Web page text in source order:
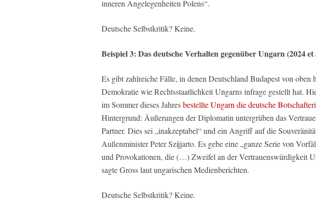
inneren Angelegenheiten Polens“.
Deutsche Selbstkritik? Keine.
Beispiel 3: Das deutsche Verhalten gegenüber Ungarn (2024
Es gibt zahlreiche Fälle, in denen Deutschland Budapest von oben
Demokratie wie Rechtsstaatlichkeit Ungarns infrage gestellt hat.
im Sommer dieses Jahresbestellte Ungarn die deutsche
Hintergrund: Äußerungen der Diplomatin untergrüben das
Partner. Dies sei „inakzeptabel“ und ein Angriff auf die
Außenminister Peter Szijjarto. Es gebe eine „ganze Serie von
und Provokationen, die (…) Zweifel an der Vertrauenswürdigkeit
sagte Gross laut ungarischen Medienberichten.
Deutsche Selbstkritik? Keine.